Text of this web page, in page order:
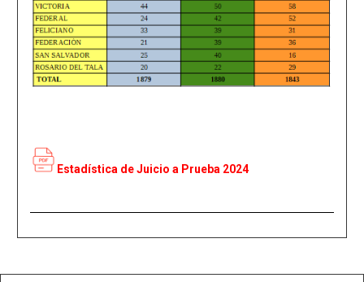
Estadística de Juicio a Prueba 2024